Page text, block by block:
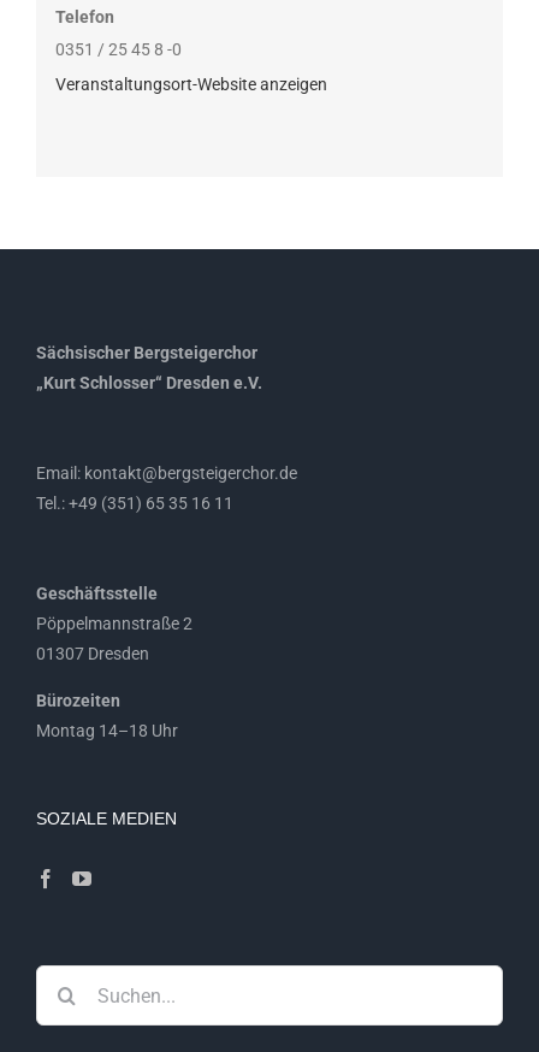
Telefon
0351 / 25 45 8 -0
Veranstaltungsort-Website anzeigen
Sächsischer Bergsteigerchor
„Kurt Schlosser“ Dresden e.V.
Email: kontakt@bergsteigerchor.de
Tel.: +49 (351) 65 35 16 11
Geschäftsstelle
Pöppelmannstraße 2
01307 Dresden
Bürozeiten
Montag 14–18 Uhr
SOZIALE MEDIEN
nach: